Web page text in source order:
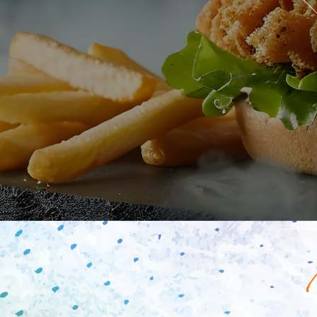
Programme De Fidélité
Avis
Mon Compte
Notre Restaurant
Zones de Livraison